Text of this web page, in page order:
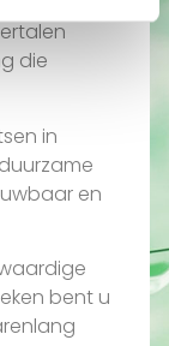
die
in
en
bent u